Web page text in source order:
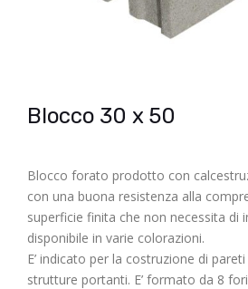
Blocco 30 x 50
Blocco forato prodotto con
con una buona resistenza alla
superficie finita che non necessita di
disponibile in varie colorazioni.
E’ indicato per la costruzione di
strutture portanti. E’ formato da 8